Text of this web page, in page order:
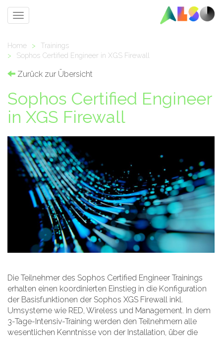
Toggle
Home >
Trainings
>
Sophos Certified Engineer in XGS Firewall
Zurück zur Übersicht
Sophos Certified Engineer
in XGS Firewall
Die Teilnehmer des Sophos Certified Engineer Trainings
erhalten einen koordinierten Einstieg in die Konfiguration
der Basisfunktionen der Sophos XGS Firewall inkl.
Umsysteme wie RED, Wireless und Management. In dem
3-Tage-Intensiv-Training werden den Teilnehmern alle
wesentlichen Kenntnisse von der Installation, über die